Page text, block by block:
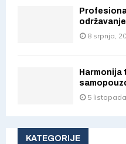
8 srpnja,
Harmonija
5
KATEGORIJE